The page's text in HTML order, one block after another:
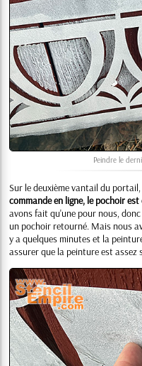
Peindre le
Sur le deuxième vantail du
commande en ligne, le pochoir
avons fait qu'une pour nous,
un pochoir retourné. Mais nous
y a quelques minutes et la
assurer que la peinture est